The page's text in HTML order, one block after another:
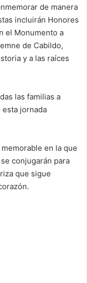
de manera
incluirán Honores
el Monumento a
de Cabildo,
y a las raíces
las familias a
jornada
en la que
conjugarán para
que sigue